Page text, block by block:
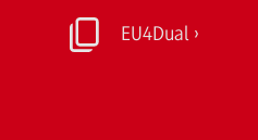
EU4Dual